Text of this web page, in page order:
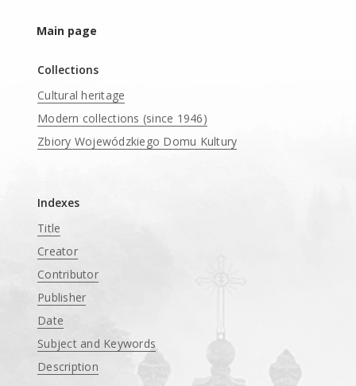
Main page
Collections
Cultural heritage
Modern collections (since 1946)
Zbiory Wojewódzkiego Domu Kultury
Indexes
Title
Creator
Contributor
Publisher
Date
Subject and Keywords
Description